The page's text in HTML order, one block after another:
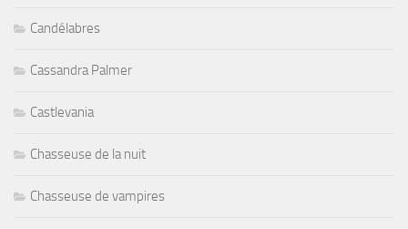
Candélabres
Cassandra Palmer
Castlevania
Chasseuse de la nuit
Chasseuse de vampires